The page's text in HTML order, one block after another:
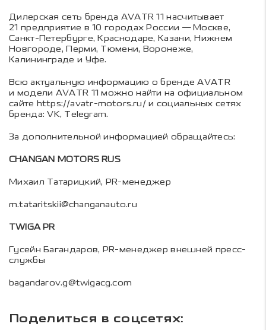
Дилерская сеть бренда AVATR 11 насчитывает
21 предприятие в 10 городах России — Москве,
Санкт-Петербурге, Краснодаре, Казани, Нижнем
Новгороде, Перми, Тюмени, Воронеже,
Калининграде и Уфе.
Всю актуальную информацию о бренде AVATR
и модели AVATR 11 можно найти на официальном
сайте https://avatr-motors.ru/и социальных сетях
бренда:VK, Telegram.
За дополнительной информацией обращайтесь:
CHANGAN MOTORS RUS
Михаил Татарицкий, PR-менеджер
m.tataritskii@changanauto.ru
TWIGA PR
Гусейн Багандаров, PR-менеджер внешней пресс-
службы
bagandarov.g@twigacg.com
Поделиться в соцсетях: